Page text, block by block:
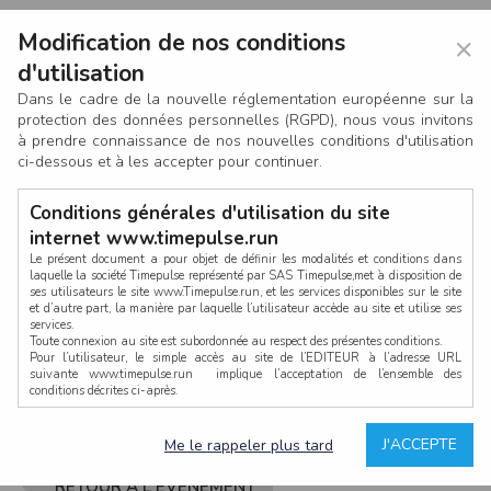
CONNEXION
RETOUR À L'ÉVÈNEMENT
×
Modification de nos conditions
d'utilisation
Dans le cadre de la nouvelle réglementation européenne sur la
protection des données personnelles (RGPD), nous vous invitons
à prendre connaissance de nos nouvelles conditions d'utilisation
ci-dessous et à les accepter pour continuer.
Conditions générales d'utilisation du site
internet www.timepulse.run
Le présent document a pour objet de définir les modalités et conditions dans
laquelle la société Timepulse représenté par SAS Timepulse,met à disposition de
ses utilisateurs le site www.Timepulse.run, et les services disponibles sur le site
et d’autre part, la manière par laquelle l’utilisateur accède au site et utilise ses
services.
Toute connexion au site est subordonnée au respect des présentes conditions.
Pour l’utilisateur, le simple accès au site de l’EDITEUR à l’adresse URL
suivante www.timepulse.run implique l’acceptation de l’ensemble des
conditions décrites ci-après.
La structure générale du site www.timepulse.run, par quelque procédé que ce
soit, sans l'autorisation préalable et par écrit de Fourcherot Mickael et/ou de ses
J'ACCEPTE
Me le rappeler plus tard